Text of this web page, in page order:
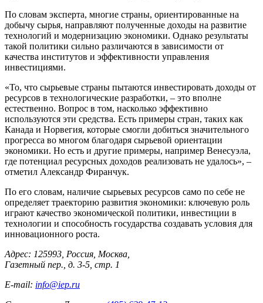
По словам эксперта, многие страны, ориентированные на
добычу сырья, направляют полученные доходы на развитие
технологий и модернизацию экономики. Однако результаты
такой политики сильно различаются в зависимости от
качества институтов и эффективности управления
инвестициями.
«То, что сырьевые страны пытаются инвестировать доходы от
ресурсов в технологические разработки, – это вполне
естественно. Вопрос в том, насколько эффективно
используются эти средства. Есть примеры стран, таких как
Канада и Норвегия, которые смогли добиться значительного
прогресса во многом благодаря сырьевой ориентации
экономики. Но есть и другие примеры, например Венесуэла,
где потенциал ресурсных доходов реализовать не удалось», –
отметил Александр Фиранчук.
По его словам, наличие сырьевых ресурсов само по себе не
определяет траекторию развития экономики: ключевую роль
играют качество экономической политики, инвестиции в
технологии и способность государства создавать условия для
инновационного роста.
Адрес: 125993, Россия, Москва,
Газетный пер., д. 3-5, стр. 1
E-mail: info@iep.ru